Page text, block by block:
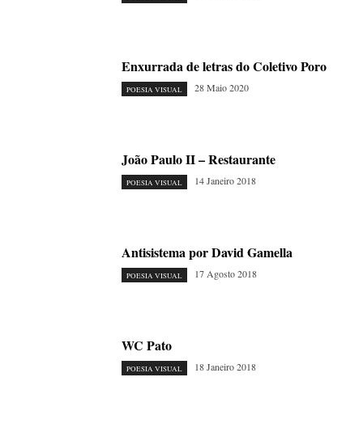
Enxurrada de letras do Coletivo Poro
POESIA VISUAL 28 Maio 2020
João Paulo II – Restaurante
POESIA VISUAL 14 Janeiro 2018
Antisistema por David Gamella
POESIA VISUAL 17 Agosto 2018
WC Pato
POESIA VISUAL 18 Janeiro 2018